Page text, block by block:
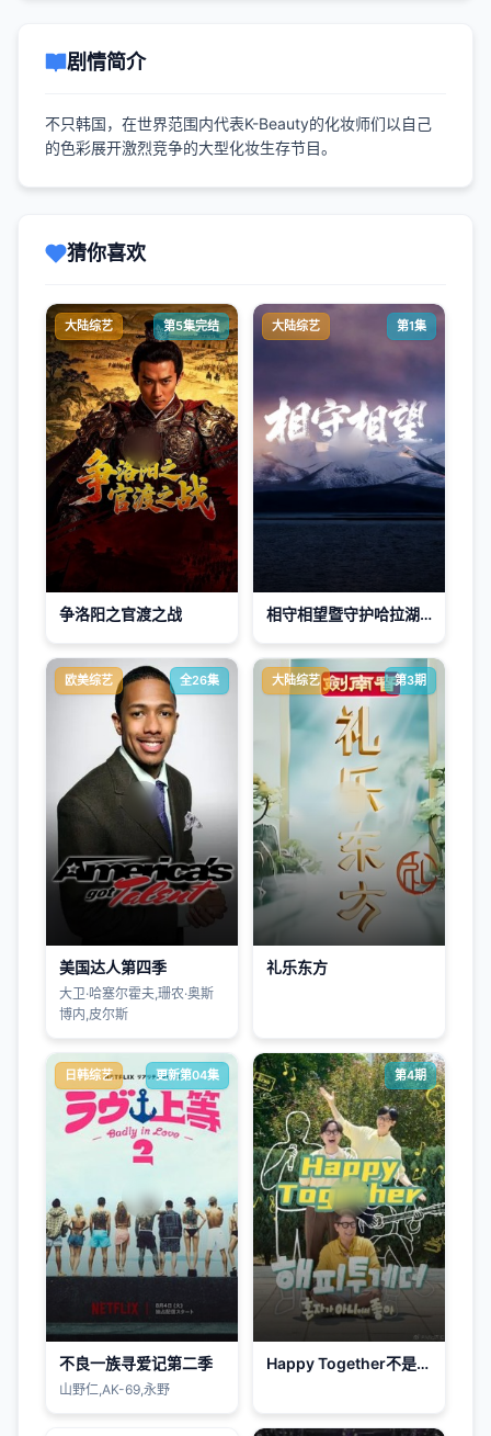
剧情简介
不只韩国，在世界范围内代表K-Beauty的化妆师们以自己
的色彩展开激烈竞争的大型化妆生存节目。
猜你喜欢
大陆综艺 第5集完结
争洛阳之官渡之战
大陆综艺 第1集
相守相望暨守护哈拉湖行动
欧美综艺 全26集
美国达人第四季
大卫·哈塞尔霍夫,珊农·奥斯
博内,皮尔斯
大陆综艺 第3期
礼乐东方
日韩综艺 更新第04集
不良一族寻爱记第二季
山野仁,AK-69,永野
第4期
Happy Together不是一个人真好